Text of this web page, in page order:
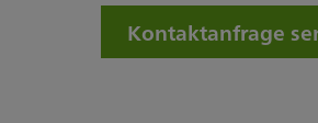
Kontaktanfrage